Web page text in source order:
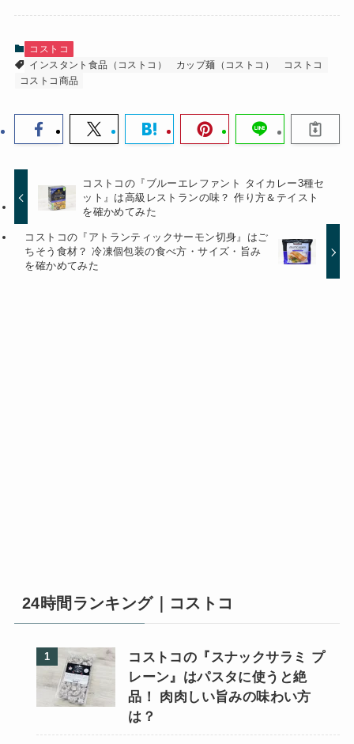
コストコ
インスタント食品（コストコ）
カップ麺（コストコ）
コストコ
コストコ商品
コストコの『ブルーエレファント タイカレー3種セ
ット』は高級レストランの味？ 作り方＆テイスト
を確かめてみた
コストコの『アトランティックサーモン切身』はご
ちそう食材？ 冷凍個包装の食べ方・サイズ・旨み
を確かめてみた
24時間ランキング｜コストコ
コストコの『スナックサラミ プ
レーン』はパスタに使うと絶
品！ 肉肉しい旨みの味わい方
は？